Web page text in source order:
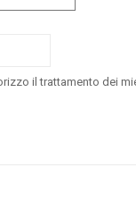
il trattamento dei